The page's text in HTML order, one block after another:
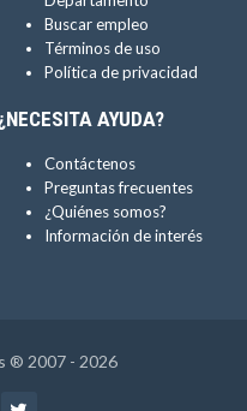
Buscar empleo
Términos de uso
Política de privacidad
AYUDA?
Contáctenos
Preguntas frecuentes
¿Quiénes somos?
Información de interés
® 2007 - 2026